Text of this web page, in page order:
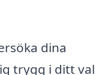
dina
trygg i ditt val